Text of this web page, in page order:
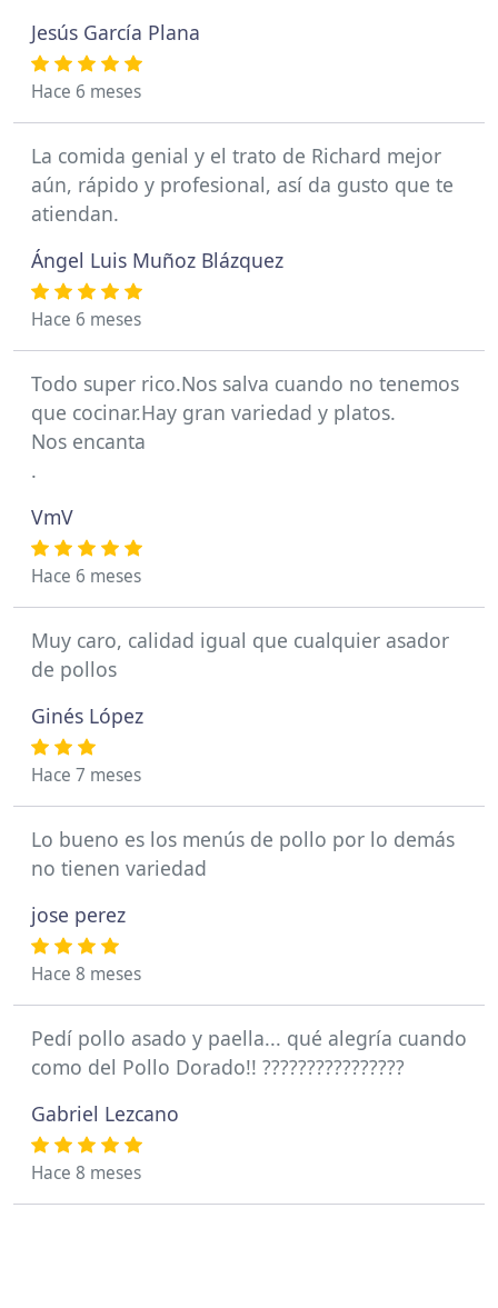
Jesús García Plana
Hace 6 meses
La comida genial y el trato de Richard mejor
aún, rápido y profesional, así da gusto que te
atiendan.
Ángel Luis Muñoz Blázquez
Hace 6 meses
Todo super rico.Nos salva cuando no tenemos
que cocinar.Hay gran variedad y platos.
Nos encanta
.
VmV
Hace 6 meses
Muy caro, calidad igual que cualquier asador
de pollos
Ginés López
Hace 7 meses
Lo bueno es los menús de pollo por lo demás
no tienen variedad
jose perez
Hace 8 meses
Pedí pollo asado y paella... qué alegría cuando
como del Pollo Dorado!! ????????????????
Gabriel Lezcano
Hace 8 meses